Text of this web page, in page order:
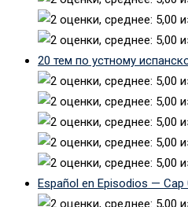
20 тем по устному
Español en Episodios —